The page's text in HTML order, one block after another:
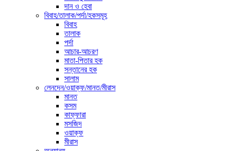
দান ও হেবা
বিবাহ/তালাক/পর্দা/হকসমূহ
বিবাহ
তালাক
পর্দা
আচার-আচরণ
মাতা-পিতার হক
সন্তানের হক
সালাম
লেনদেন/ওয়াক্ফ/মানত/মীরাস
মানত
কসম
কাফ্ফারা
মসজিদ
ওয়াক্ফ
মীরাস